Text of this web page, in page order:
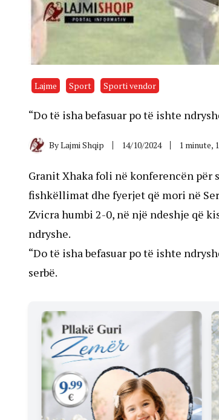
Lajme Sport Sporti vendor
“Do të isha befasuar po të ishte
ByLajmi Shqip 14/10/2024 1 minute,
Granit Xhaka foli në konferencën për
fishkëllimat dhe fyerjet që mori në
Zvicra humbi 2-0, në një ndeshje që
ndryshe.
“Do të isha befasuar po të ishte
serbë.